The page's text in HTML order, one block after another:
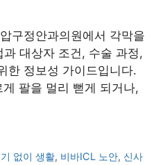
구정안과의원에서 각막을
대상자 조건, 수술 과정,
한 정보성 가이드입니다.
팔을 멀리 뻗게 되거나,
없이 생활, 비바ICL 노안, 신사